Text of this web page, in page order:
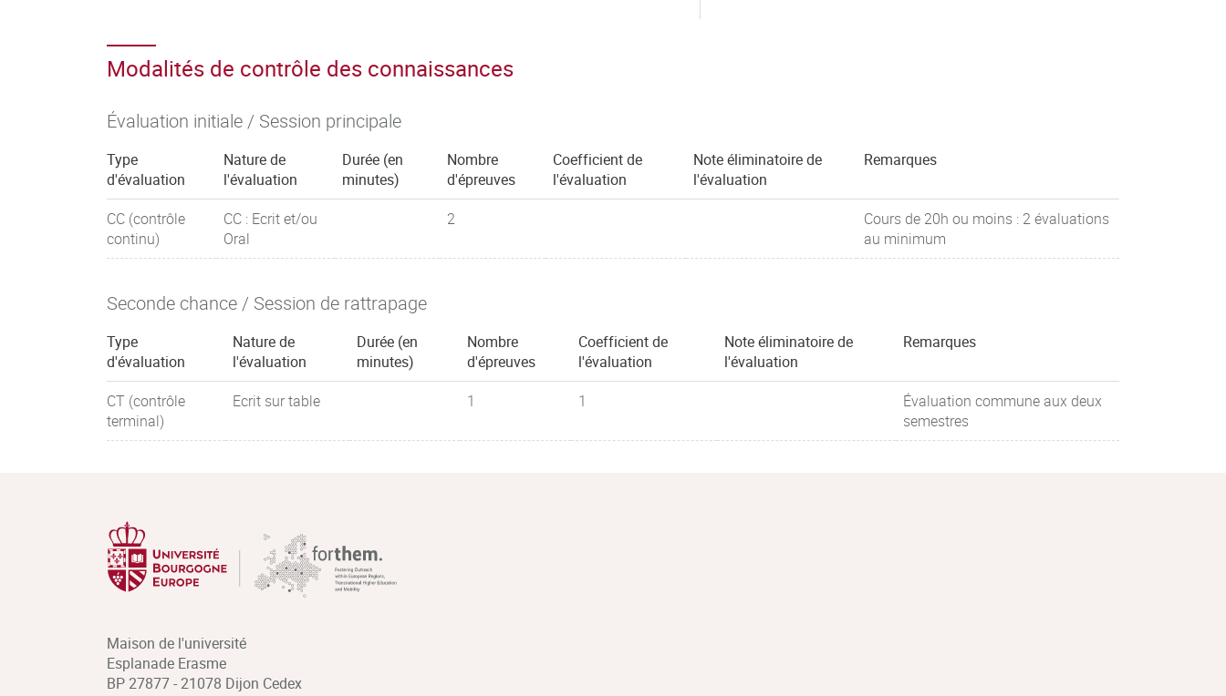
Modalités de contrôle des connaissances
Évaluation initiale / Session principale
Type
d'évaluation
Nature de
l'évaluation
Durée (en
minutes)
Nombre
d'épreuves
Coefficient de
l'évaluation
Note éliminatoire de
l'évaluation
Remarques
CC (contrôle
continu)
CC : Ecrit et/ou
Oral
2
Cours de 20h ou moins : 2 évaluations
au minimum
Seconde chance / Session de rattrapage
Type
d'évaluation
Nature de
l'évaluation
Durée (en
minutes)
Nombre
d'épreuves
Coefficient de
l'évaluation
Note éliminatoire de
l'évaluation
Remarques
CT (contrôle
terminal)
Ecrit sur table 1 1
Évaluation commune aux deux
semestres
Maison de l'université
Esplanade Erasme
BP 27877 - 21078 Dijon Cedex